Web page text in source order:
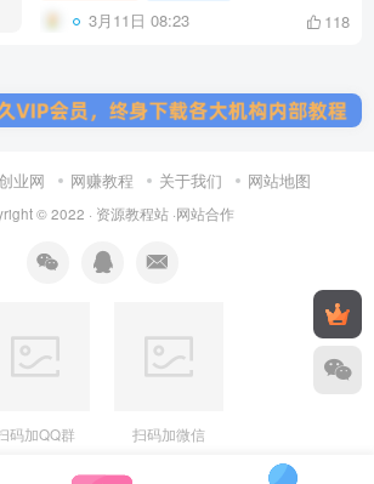
3月11日 08:23 118
业网 网赚教程 关于我们 网站地图
© 2022 · 资源教程站 ·网站合作
码加QQ群 扫码加微信